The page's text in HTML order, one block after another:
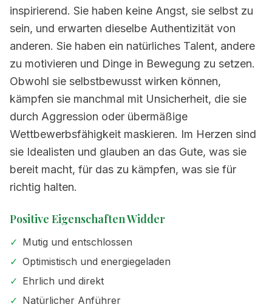
inspirierend. Sie haben keine Angst, sie selbst zu
sein, und erwarten dieselbe Authentizität von
anderen. Sie haben ein natürliches Talent, andere
zu motivieren und Dinge in Bewegung zu setzen.
Obwohl sie selbstbewusst wirken können,
kämpfen sie manchmal mit Unsicherheit, die sie
durch Aggression oder übermäßige
Wettbewerbsfähigkeit maskieren. Im Herzen sind
sie Idealisten und glauben an das Gute, was sie
bereit macht, für das zu kämpfen, was sie für
richtig halten.
Positive Eigenschaften Widder
✓ Mutig und entschlossen
✓ Optimistisch und energiegeladen
✓ Ehrlich und direkt
✓ Natürlicher Anführer